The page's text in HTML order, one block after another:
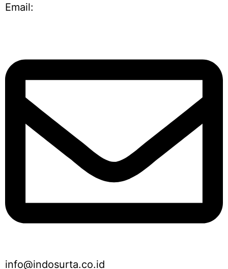
Email:
info@indosurta.co.id